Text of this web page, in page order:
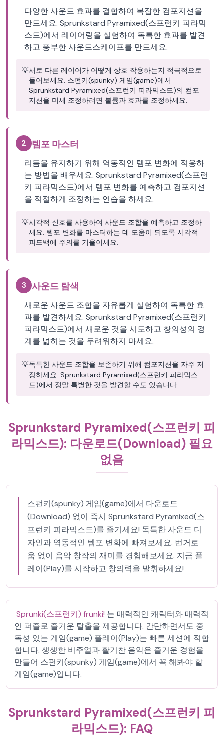
다양한 사운드 효과를 결합하여 복잡한 컴포지션을
만드세요. Sprunkstard Pyramixed(스프런키 피라믹
스드)에서 레이어링을 실험하여 독특한 효과를 발견
하고 풍부한 사운드스케이프를 만드세요.
💡서로 다른 레이어가 어떻게 상호 작용하는지 적극적으로
들어보세요. 스펀키(spunky) 게임(game)에서
Sprunkstard Pyramixed(스프런키 피라믹스드)의 컴포
지션을 미세 조정하려면 볼륨과 효과를 조정하세요.
2 템포 마스터
리듬을 유지하기 위해 역동적인 템포 변화에 적응하
는 방법을 배우세요. Sprunkstard Pyramixed(스프런
키 피라믹스드)에서 템포 변화를 예측하고 컴포지션
을 적절하게 조정하는 연습을 하세요.
💡시각적 신호를 사용하여 사운드 조합을 예측하고 조정하
세요. 템포 변화를 마스터하는 데 도움이 되도록 시각적
피드백에 주의를 기울이세요.
3 사운드 탐색
새로운 사운드 조합을 자유롭게 실험하여 독특한 효
과를 발견하세요. Sprunkstard Pyramixed(스프런키
피라믹스드)에서 새로운 것을 시도하고 창의성의 경
계를 넓히는 것을 두려워하지 마세요.
💡독특한 사운드 조합을 보존하기 위해 컴포지션을 자주 저
장하세요. Sprunkstard Pyramixed(스프런키 피라믹스
드)에서 정말 특별한 것을 발견할 수도 있습니다.
Sprunkstard Pyramixed(스프런키 피
라믹스드): 다운로드(Download) 필요
없음
스펀키(spunky) 게임(game)에서 다운로드
(Download) 없이 즉시 Sprunkstard Pyramixed(스
프런키 피라믹스드)를 즐기세요! 독특한 사운드 디
자인과 역동적인 템포 변화에 빠져보세요. 번거로
움 없이 음악 창작의 재미를 경험해보세요. 지금 플
레이(Play)를 시작하고 창의력을 발휘하세요!
Sprunki(스프런키) frunki! 는 매력적인 캐릭터와 매력적
인 퍼즐로 즐거운 탈출을 제공합니다. 간단하면서도 중
독성 있는 게임(game) 플레이(Play)는 빠른 세션에 적합
합니다. 생생한 비주얼과 활기찬 음악은 즐거운 경험을
만들어 스펀키(spunky) 게임(game)에서 꼭 해봐야 할
게임(game)입니다.
Sprunkstard Pyramixed(스프런키 피
라믹스드): FAQ